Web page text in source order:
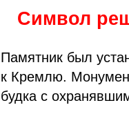
Символ
Памятник был
к Кремлю.
будка с